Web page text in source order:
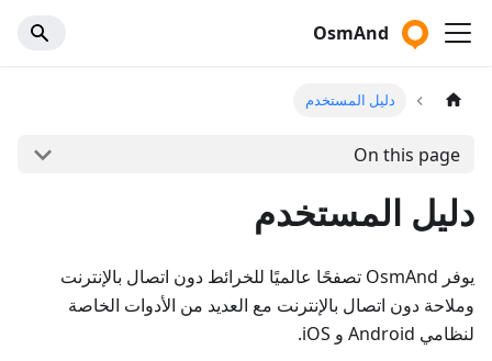
OsmAnd
دليل المستخدم
On this page
دليل المستخدم
يوفر OsmAnd تصفحًا عالميًا للخرائط دون اتصال بالإنترنت
وملاحة دون اتصال بالإنترنت مع العديد من الأدوات الخاصة
لنظامي Android و iOS.